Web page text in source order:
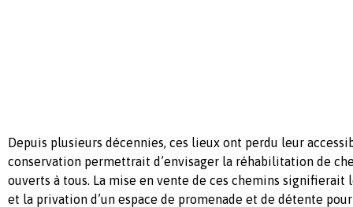
Depuis plusieurs décennies, ces lieux ont perdu leur
conservation permettrait d’envisager la réhabilitation de
ouverts à tous. La mise en vente de ces chemins
et la privation d’un espace de promenade et de détente